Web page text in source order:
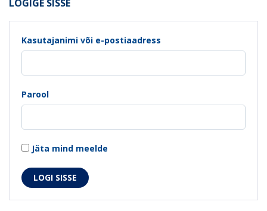
LOGIGE SISSE
Kasutajanimi või e-postiaadress
Parool
Jäta mind meelde